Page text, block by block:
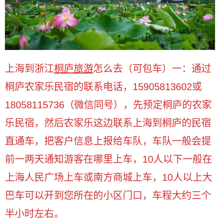
上海到浙江桐庐旅游怎么去（可包车）一：通过
桐庐农家乐民宿的联系电话，15905813602或
18058115736（微信同号），先预定桐庐的农家
乐民宿，然后农家乐这边联系上海到桐庐的民宿
直通车，把客户信息上报给车队，车队一般会提
前一两天通知游客在哪里上车，10人以下一般在
上海人民广场上车或南方商城上车，10人以上大
巴车可以开到您所在的小区门口，车程大约三个
半小时左右。